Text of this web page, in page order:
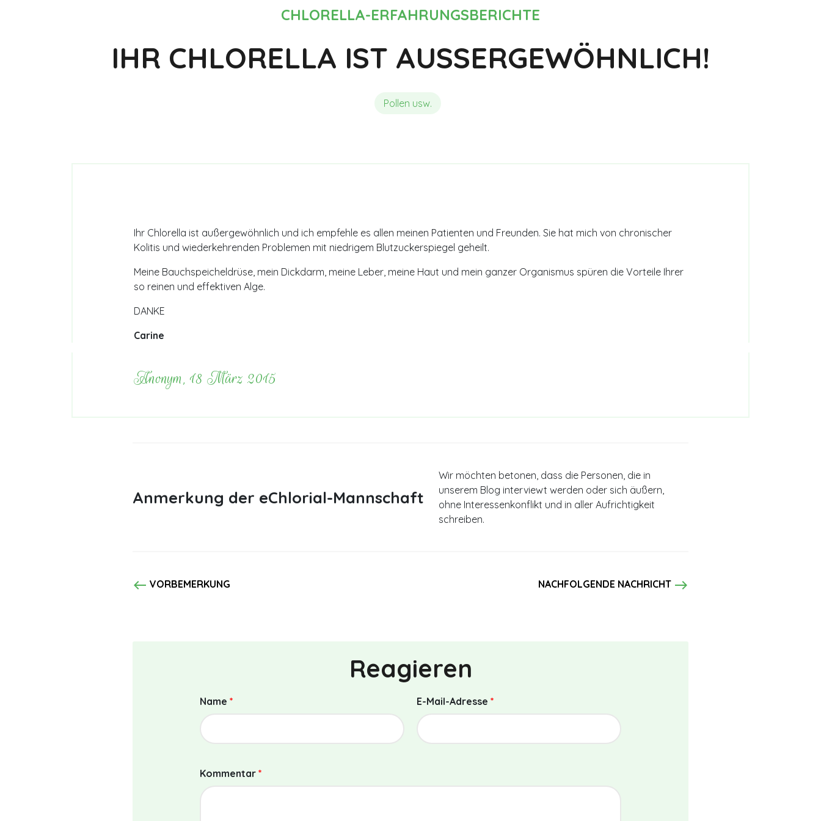
CHLORELLA-ERFAHRUNGSBERICHTE
IHR CHLORELLA IST AUSSERGEWÖHNLICH!
Pollen usw.
Ihr Chlorella ist außergewöhnlich und ich empfehle es allen meinen Patienten und Freunden. Sie hat mich von chronischer
Kolitis und wiederkehrenden Problemen mit niedrigem Blutzuckerspiegel geheilt.
Meine Bauchspeicheldrüse, mein Dickdarm, meine Leber, meine Haut und mein ganzer Organismus spüren die Vorteile Ihrer
so reinen und effektiven Alge.
DANKE
Carine
Anonym, 18 März 2015
Anmerkung der eChlorial-Mannschaft
Wir möchten betonen, dass die Personen, die in
unserem Blog interviewt werden oder sich äußern,
ohne Interessenkonflikt und in aller Aufrichtigkeit
schreiben.
west VORBEMERKUNG NACHFOLGENDE NACHRICHT east
Reagieren
Name * E-Mail-Adresse *
Kommentar *